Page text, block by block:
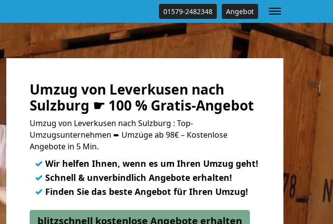
01579-2482348 Angebot
Umzug von Leverkusen nach
Sulzburg ☛ 100 % Gratis-Angebot
Umzug von Leverkusen nach Sulzburg : Top-
Umzugsunternehmen ➨ Umzüge ab 98€ – Kostenlose
Angebote in 5 Min.
✓ Wir helfen Ihnen, wenn es um Ihren Umzug geht!
✓ Schnell & unverbindlich Angebote erhalten!
✓ Finden Sie das beste Angebot für Ihren Umzug!
blitzschnell kostenlose Angebote erhalten